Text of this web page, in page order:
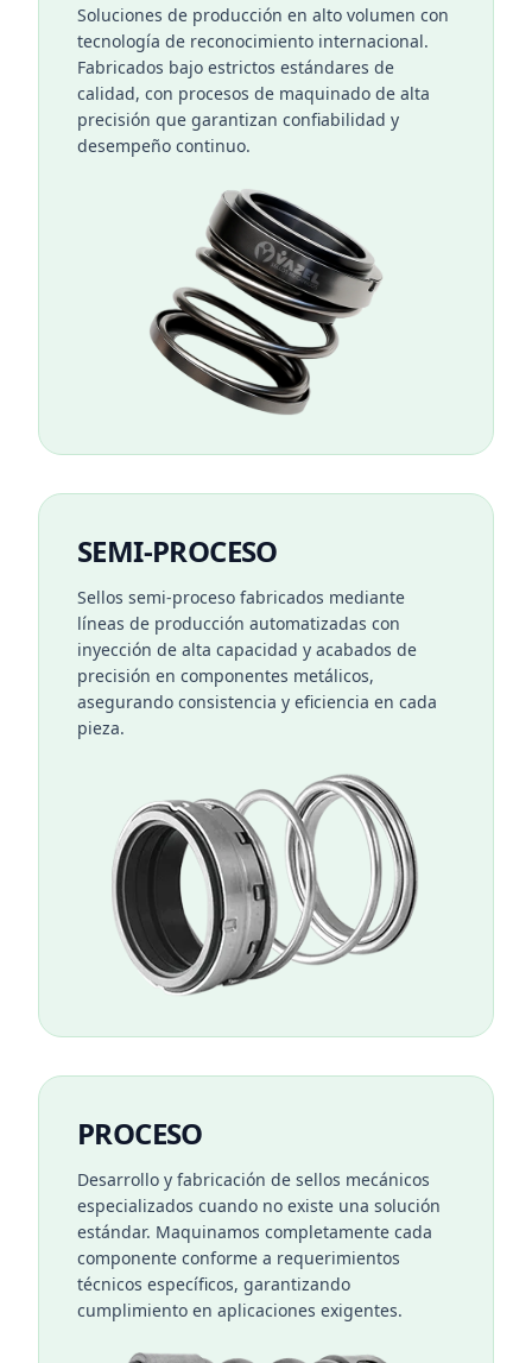
Soluciones de producción en alto volumen con
tecnología de reconocimiento internacional.
Fabricados bajo estrictos estándares de
calidad, con procesos de maquinado de alta
precisión que garantizan confiabilidad y
desempeño continuo.
SEMI-PROCESO
Sellos semi-proceso fabricados mediante
líneas de producción automatizadas con
inyección de alta capacidad y acabados de
precisión en componentes metálicos,
asegurando consistencia y eficiencia en cada
pieza.
PROCESO
Desarrollo y fabricación de sellos mecánicos
especializados cuando no existe una solución
estándar. Maquinamos completamente cada
componente conforme a requerimientos
técnicos específicos, garantizando
cumplimiento en aplicaciones exigentes.